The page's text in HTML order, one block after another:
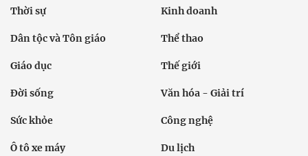
Thời sự Kinh doanh
Dân tộc và Tôn giáo Thể thao
Giáo dục Thế giới
Đời sống Văn hóa - Giải trí
Sức khỏe Công nghệ
Ô tô xe máy Du lịch